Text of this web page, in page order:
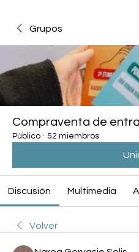
Grupos
Compraventa de
Público · 52 miembros
Discusión Multimedia
Volver